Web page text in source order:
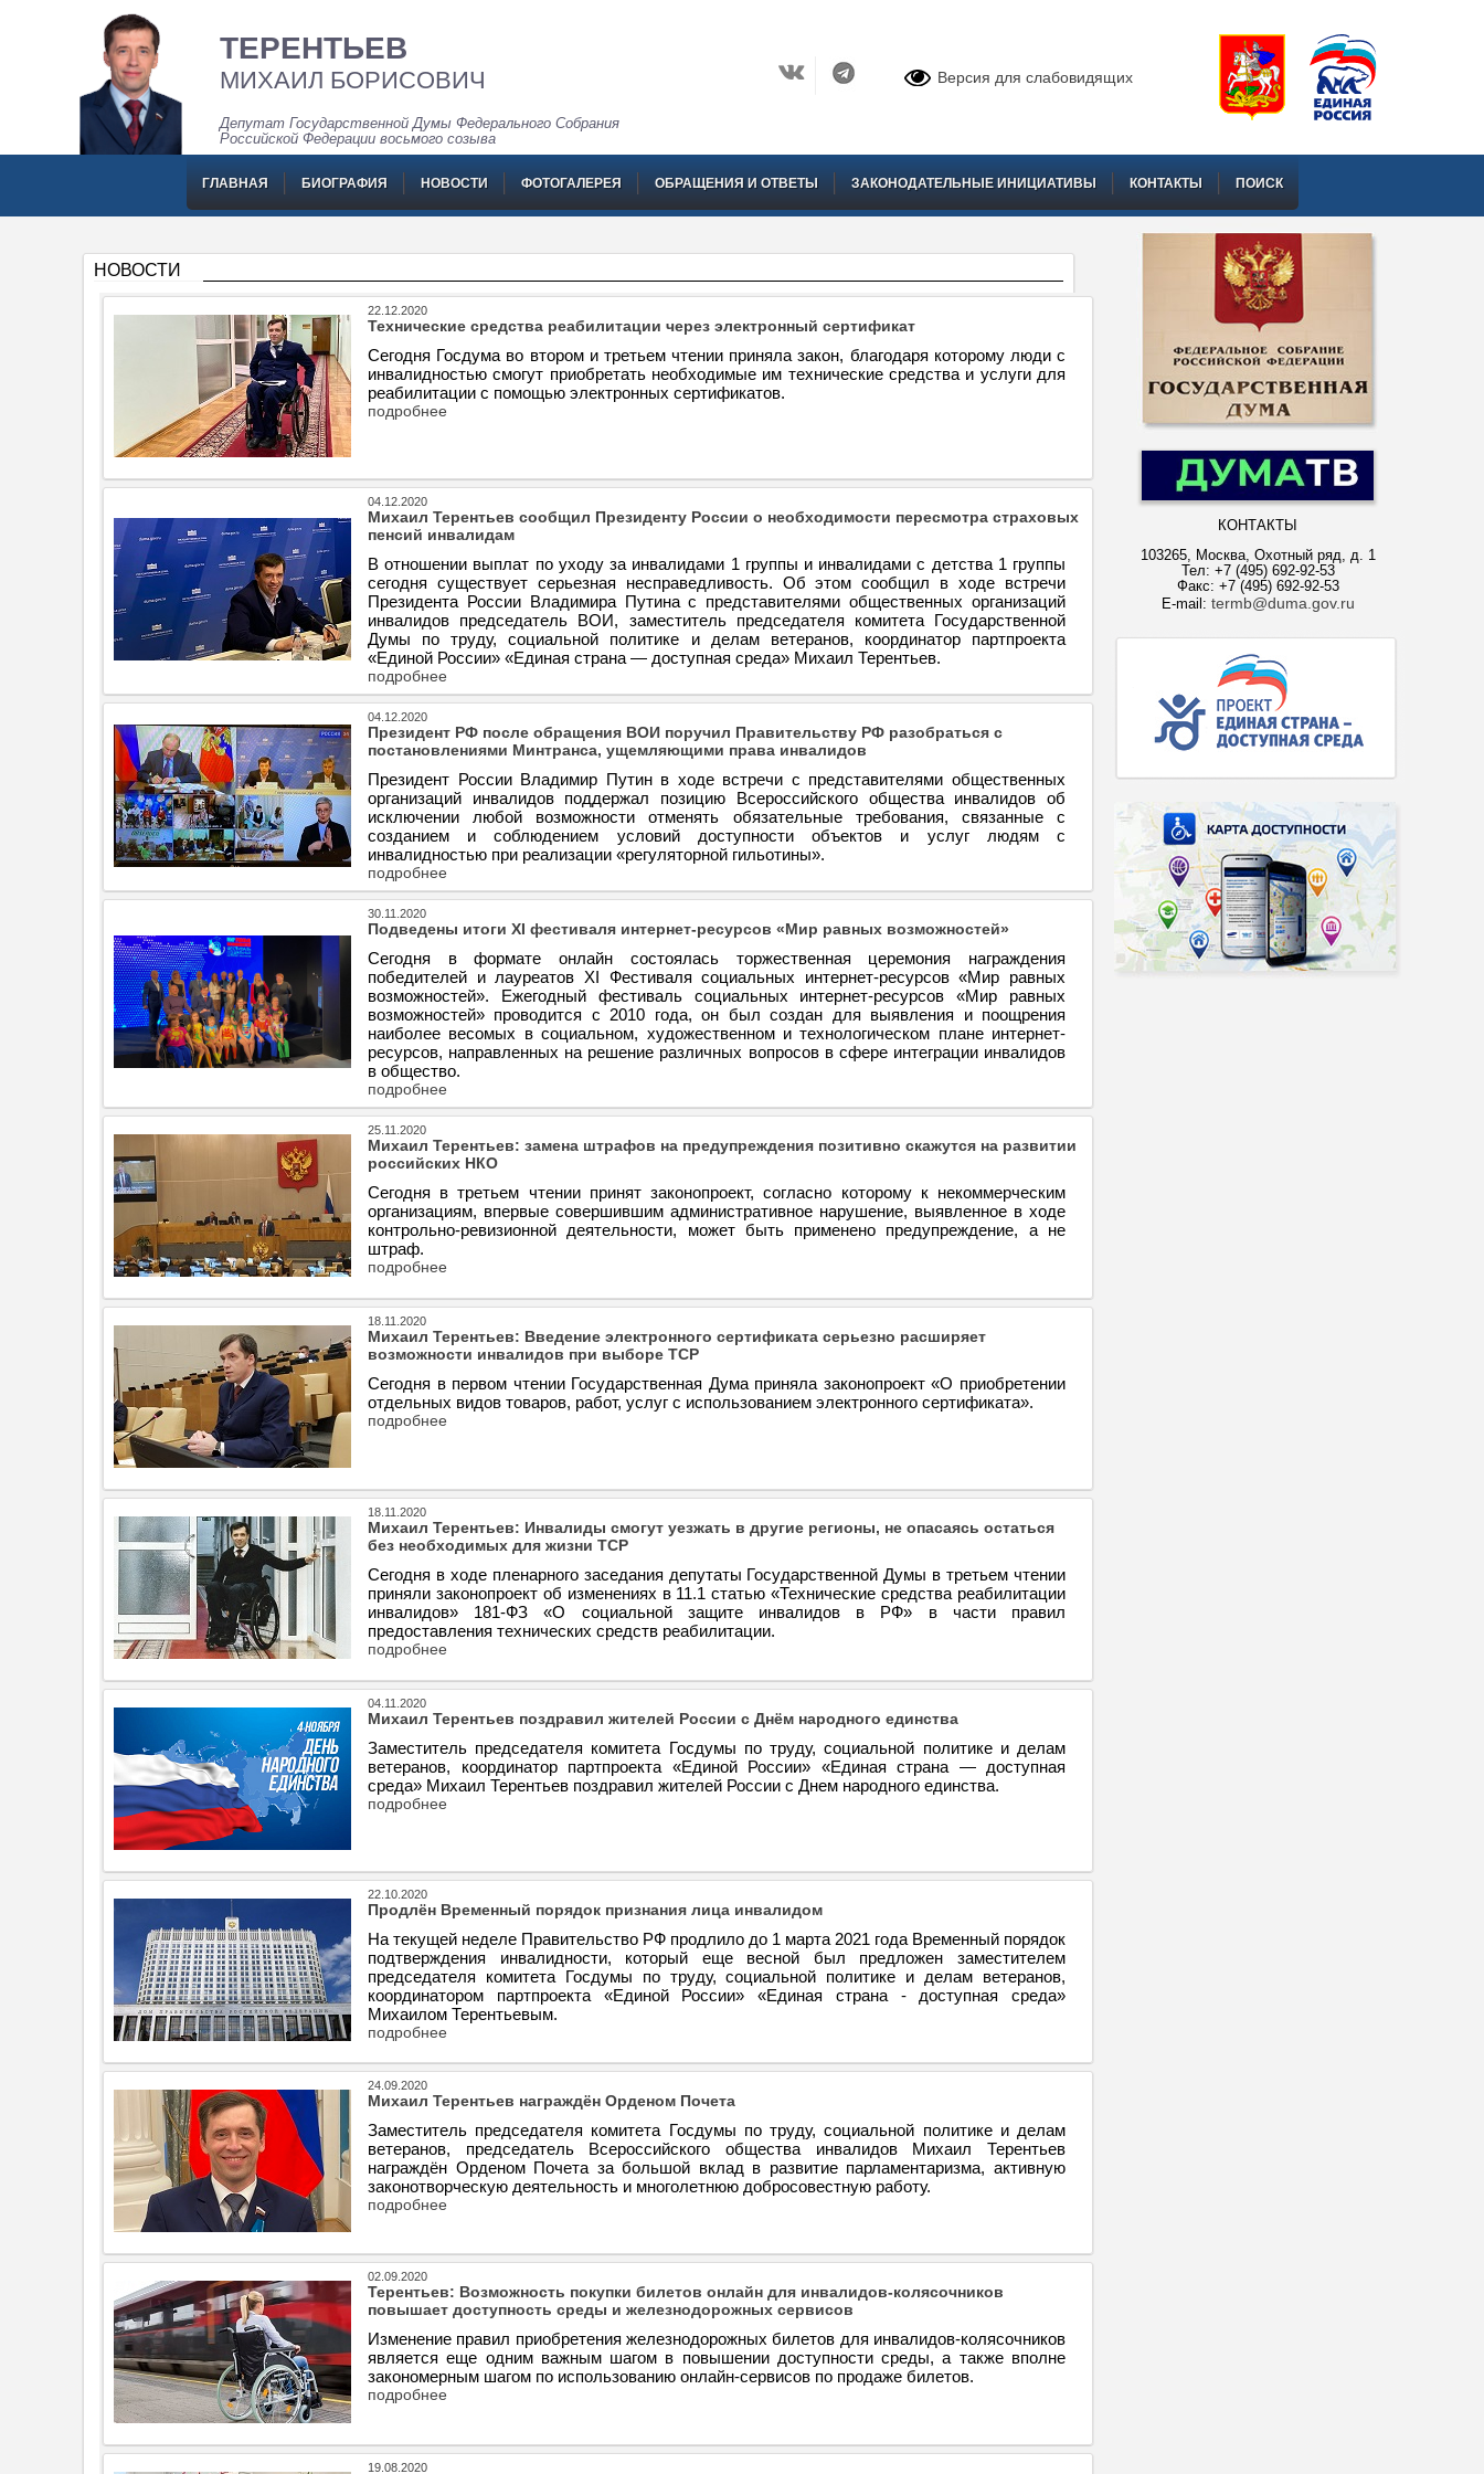
ТЕРЕНТЬЕВ
МИХАИЛ БОРИСОВИЧ
Депутат Государственной Думы Федерального Собрания
Российской Федерации восьмого созыва
Версия для слабовидящих
ГЛАВНАЯ БИОГРАФИЯ НОВОСТИ ФОТОГАЛЕРЕЯ ОБРАЩЕНИЯ И ОТВЕТЫ ЗАКОНОДАТЕЛЬНЫЕ ИНИЦИАТИВЫ КОНТАКТЫ ПОИСК
НОВОСТИ
22.12.2020
Технические средства реабилитации через электронный сертификат
Сегодня Госдума во втором и третьем чтении приняла закон, благодаря которому люди с
инвалидностью смогут приобретать необходимые им технические средства и услуги для
реабилитации с помощью электронных сертификатов.
подробнее
04.12.2020
Михаил Терентьев сообщил Президенту России о необходимости пересмотра страховых
пенсий инвалидам
В отношении выплат по уходу за инвалидами 1 группы и инвалидами с детства 1 группы
сегодня существует серьезная несправедливость. Об этом сообщил в ходе встречи
Президента России Владимира Путина с представителями общественных организаций
инвалидов председатель ВОИ, заместитель председателя комитета Государственной
Думы по труду, социальной политике и делам ветеранов, координатор партпроекта
«Единой России» «Единая страна — доступная среда» Михаил Терентьев.
подробнее
04.12.2020
Президент РФ после обращения ВОИ поручил Правительству РФ разобраться с
постановлениями Минтранса, ущемляющими права инвалидов
Президент России Владимир Путин в ходе встречи с представителями общественных
организаций инвалидов поддержал позицию Всероссийского общества инвалидов об
исключении любой возможности отменять обязательные требования, связанные с
созданием и соблюдением условий доступности объектов и услуг людям с
инвалидностью при реализации «регуляторной гильотины».
подробнее
30.11.2020
Подведены итоги XI фестиваля интернет-ресурсов «Мир равных возможностей»
Сегодня в формате онлайн состоялась торжественная церемония награждения
победителей и лауреатов XI Фестиваля социальных интернет-ресурсов «Мир равных
возможностей». Ежегодный фестиваль социальных интернет-ресурсов «Мир равных
возможностей» проводится с 2010 года, он был создан для выявления и поощрения
наиболее весомых в социальном, художественном и технологическом плане интернет-
ресурсов, направленных на решение различных вопросов в сфере интеграции инвалидов
в общество.
подробнее
25.11.2020
Михаил Терентьев: замена штрафов на предупреждения позитивно скажутся на развитии
российских НКО
Сегодня в третьем чтении принят законопроект, согласно которому к некоммерческим
организациям, впервые совершившим административное нарушение, выявленное в ходе
контрольно-ревизионной деятельности, может быть применено предупреждение, а не
штраф.
подробнее
18.11.2020
Михаил Терентьев: Введение электронного сертификата серьезно расширяет
возможности инвалидов при выборе ТСР
Сегодня в первом чтении Государственная Дума приняла законопроект «О приобретении
отдельных видов товаров, работ, услуг с использованием электронного сертификата».
подробнее
18.11.2020
Михаил Терентьев: Инвалиды смогут уезжать в другие регионы, не опасаясь остаться
без необходимых для жизни ТСР
Сегодня в ходе пленарного заседания депутаты Государственной Думы в третьем чтении
приняли законопроект об изменениях в 11.1 статью «Технические средства реабилитации
инвалидов» 181-ФЗ «О социальной защите инвалидов в РФ» в части правил
предоставления технических средств реабилитации.
подробнее
04.11.2020
Михаил Терентьев поздравил жителей России с Днём народного единства
Заместитель председателя комитета Госдумы по труду, социальной политике и делам
ветеранов, координатор партпроекта «Единой России» «Единая страна — доступная
среда» Михаил Терентьев поздравил жителей России с Днем народного единства.
подробнее
22.10.2020
Продлён Временный порядок признания лица инвалидом
На текущей неделе Правительство РФ продлило до 1 марта 2021 года Временный порядок
подтверждения инвалидности, который еще весной был предложен заместителем
председателя комитета Госдумы по труду, социальной политике и делам ветеранов,
координатором партпроекта «Единой России» «Единая страна - доступная среда»
Михаилом Терентьевым.
подробнее
24.09.2020
Михаил Терентьев награждён Орденом Почета
Заместитель председателя комитета Госдумы по труду, социальной политике и делам
ветеранов, председатель Всероссийского общества инвалидов Михаил Терентьев
награждён Орденом Почета за большой вклад в развитие парламентаризма, активную
законотворческую деятельность и многолетнюю добросовестную работу.
подробнее
02.09.2020
Терентьев: Возможность покупки билетов онлайн для инвалидов-колясочников
повышает доступность среды и железнодорожных сервисов
Изменение правил приобретения железнодорожных билетов для инвалидов-колясочников
является еще одним важным шагом в повышении доступности среды, а также вполне
закономерным шагом по использованию онлайн-сервисов по продаже билетов.
подробнее
19.08.2020
КОНТАКТЫ
103265, Москва, Охотный ряд, д. 1
Тел: +7 (495) 692-92-53
Факс: +7 (495) 692-92-53
E-mail: termb@duma.gov.ru